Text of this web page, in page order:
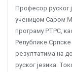
Професор руског
ученицом Саром
програму РТРС,
Републике
резултатима на
руског језика.